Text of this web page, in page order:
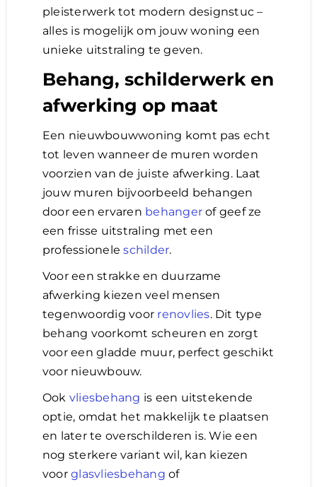
pleisterwerk tot modern designstuc –
alles is mogelijk om jouw woning een
unieke uitstraling te geven.
Behang, schilderwerk en
afwerking op maat
Een nieuwbouwwoning komt pas echt
tot leven wanneer de muren worden
voorzien van de juiste afwerking. Laat
jouw muren bijvoorbeeld behangen
door een ervaren behanger of geef ze
een frisse uitstraling met een
professioneleschilder.
Voor een strakke en duurzame
afwerking kiezen veel mensen
tegenwoordig voor renovlies. Dit type
behang voorkomt scheuren en zorgt
voor een gladde muur, perfect geschikt
voor nieuwbouw.
Ook vliesbehang is een uitstekende
optie, omdat het makkelijk te plaatsen
en later te overschilderen is. Wie een
nog sterkere variant wil, kan kiezen
voorglasvliesbehang of